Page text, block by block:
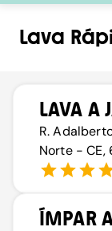
Lava
LAVA A
R.
Norte -
ÍMPAR